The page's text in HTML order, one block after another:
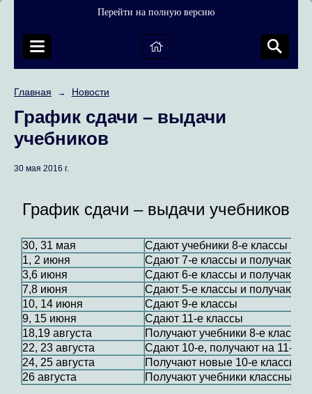
Перейти на полную версию
Главная → Новости
График сдачи – выдачи
учебников
30 мая 2016 г.
График сдачи – выдачи учебников
30, 31 мая
Сдают учебники 8-е классы
1, 2 июня
Сдают 7-е классы и получают
3,6 июня
Сдают 6-е классы и получают
7,8 июня
Сдают 5-е классы и получают
10, 14 июня
Сдают 9-е классы
9, 15 июня
Сдают 11-е классы
18,19 августа
Получают учебники 8-е классы
22, 23 августа
Сдают 10-е, получают на 11-й
24, 25 августа
Получают новые 10-е классы
26 августа
Получают учебники классные